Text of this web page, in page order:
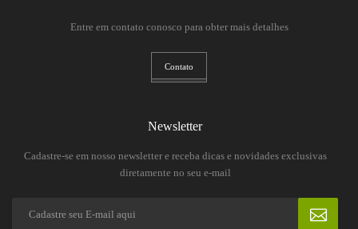
Entre em contato conosco para obter mais detalhes
Contato
Newsletter
Cadastre-se em nosso newsletter e receba dicas e novidades exclusivas
diretamente no seu e-mail